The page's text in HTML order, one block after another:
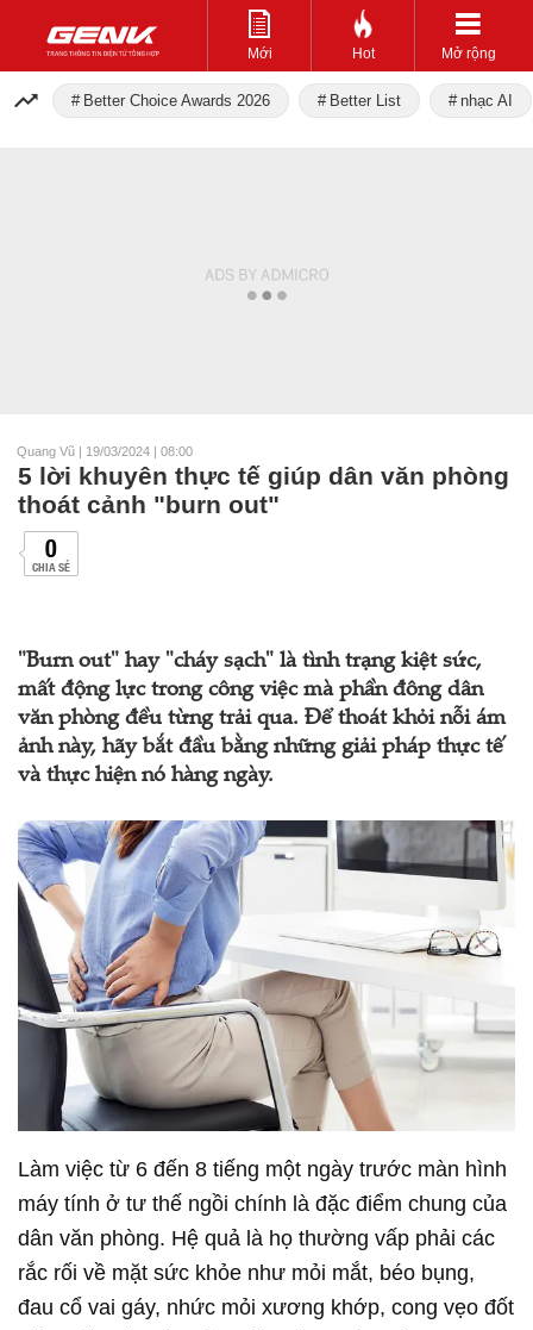
Mới Hot Mở rộng
Better Choice Awards 2026 Better List nhạc AI
Quang Vũ | 19/03/2024 | 08:00
5 lời khuyên thực tế giúp dân văn phòng
thoát cảnh "burn out"
0
CHIA SẺ
"Burn out" hay "cháy sạch" là tình trạng kiệt sức,
mất động lực trong công việc mà phần đông dân
văn phòng đều từng trải qua. Để thoát khỏi nỗi ám
ảnh này, hãy bắt đầu bằng những giải pháp thực tế
và thực hiện nó hàng ngày.
Làm việc từ 6 đến 8 tiếng một ngày trước màn hình
máy tính ở tư thế ngồi chính là đặc điểm chung của
dân văn phòng. Hệ quả là họ thường vấp phải các
rắc rối về mặt sức khỏe như mỏi mắt, béo bụng,
đau cổ vai gáy, nhức mỏi xương khớp, cong vẹo đốt